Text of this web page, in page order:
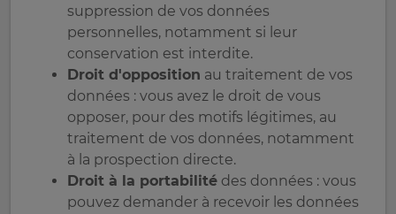
suppression de vos données
personnelles, notamment si leur
conservation est interdite.
Droit d'opposition au traitement de vos
données : vous avez le droit de vous
opposer, pour des motifs légitimes, au
traitement de vos données, notamment
à la prospection directe.
Droit à la portabilité des données : vous
pouvez demander à recevoir les données